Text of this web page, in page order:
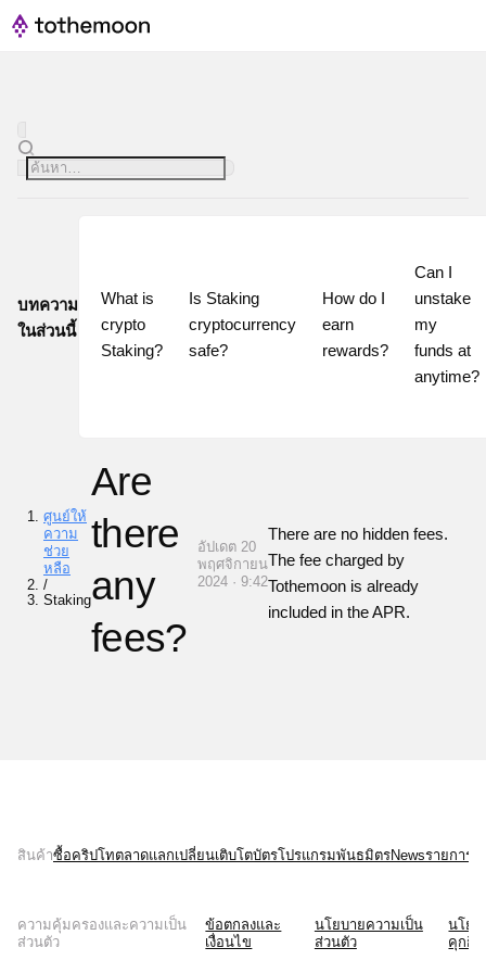
บทความ
ในส่วนนี้
What is
crypto
Staking?
Is Staking
cryptocurrency
safe?
How do I
earn
rewards?
Can I
unstake
my
funds at
ศูนย์ให้
ความ
ช่วย
หลือ
/
Staking
Are
there
any
fees?
อัปเดต 20
พฤศจิกายน
2024 · 9:42
There are no hidden fees.
The fee charged by
Tothemoon is already
included in the APR.
สินค้าซื้อคริปโทตลาดแลกเปลี่ยนเติบโตบัตรโปรแกรมพันธมิตรNewsรายการ
ความคุ้มครองและความเป็น
ส่วนตัว
ข้อตกลงและ
เงื่อนไข
นโยบายความเป็น
ส่วนตัว
นโยบ
คุกกี้